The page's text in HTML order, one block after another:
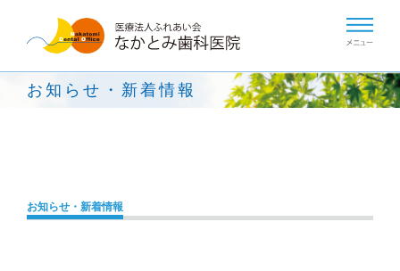
お知らせ・新着情報
お知らせ・新着情報